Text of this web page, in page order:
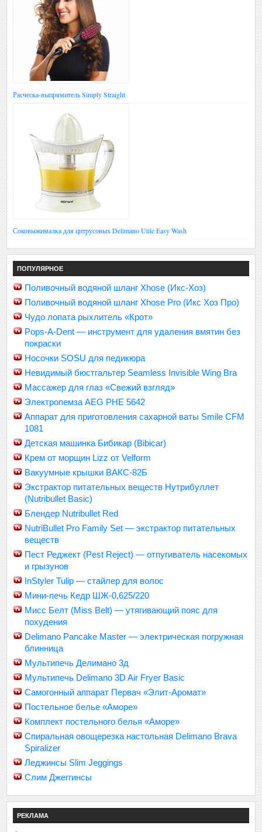
Расческа-выпрямитель Simply Straight
Соковыжималка для цитрусовых Delimano Utile Easy Wash
ПОПУЛЯРНОЕ
Поливочный водяной шланг Xhose (Икс-Хоз)
Поливочный водяной шланг Xhose Pro (Икс Хоз Про)
Чудо лопата рыхлитель «Крот»
Pops-A-Dent — инструмент для удаления вмятин без
покраски
Носочки SOSU для педикюра
Невидимый бюстгальтер Seamless Invisible Wing Bra
Массажер для глаз «Свежий взгляд»
Электропемза AEG PHE 5642
Аппарат для приготовления сахарной ваты Smile CFM
1081
Детская машинка Бибикар (Bibicar)
Крем от морщин Lizz от Velform
Вакуумные крышки ВАКС-82Б
Экстрактор питательных веществ Нутрибуллет
(Nutribullet Basic)
Блендер Nutribullet Red
NutriBullet Pro Family Set — экстрактор питательных
веществ
Пест Реджект (Pest Reject) — отпугиватель насекомых
и грызунов
InStyler Tulip — стайлер для волос
Мини-печь Кедр ШЖ-0,625/220
Мисс Белт (Miss Belt) — утягивающий пояс для
похудения
Delimano Pancake Master — электрическая погружная
блинница
Мультипечь Делимано 3д
Мультипечь Delimano 3D Air Fryer Basic
Самогонный аппарат Первач «Элит-Аромат»
Постельное белье «Аморе»
Комплект постельного белья «Аморе»
Спиральная овощерезка настольная Delimano Brava
Spiralizer
Леджинсы Slim Jeggings
Слим Джеггинсы
РЕКЛАМА